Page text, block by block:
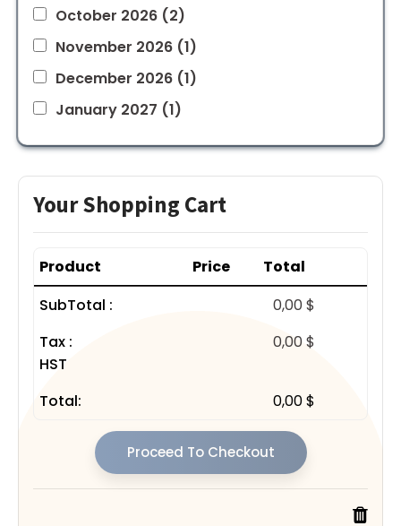
October 2026 (2)
November 2026 (1)
December 2026 (1)
January 2027 (1)
Your Shopping Cart
Product Price
Total
SubTotal :
0,00 $
Tax :
HST
0,00 $
Total: 0,00 $
Proceed To Checkout